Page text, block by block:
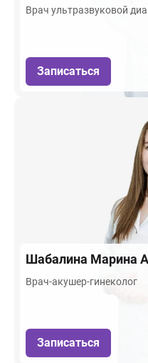
Врач ультразвуковой
Записаться
Шабалина Марина
Врач-акушер-гинеколог
Записаться